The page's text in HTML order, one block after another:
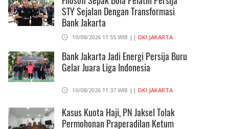
STY Sejalan Dengan Transformasi
Bank Jakarta
10/08/2026 11:55 WIB || DKI JAKARTA
Bank Jakarta Jadi Energi Persija Buru
Gelar Juara Liga Indonesia
10/08/2026 11:37 WIB || DKI JAKARTA
Kasus Kuota Haji, PN Jaksel Tolak
Permohonan Praperadilan Ketum